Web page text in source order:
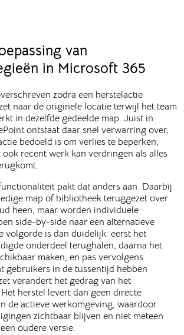
van
in Microsoft 365
zodra een herstelactie
naar de originele locatie terwijl het team
in dezelfde gedeelde map. Juist in
ontstaat daar snel verwarring over,
bedoeld is om verlies te beperken,
recent werk kan verdringen als alles
pakt dat anders aan. Daarbij
map of bibliotheek teruggezet over
heen, maar worden individuele
side-by-side naar een alternatieve
volgorde is dan duidelijk: eerst het
onderdeel terughalen, daarna het
maken, en pas vervolgens
gebruikers in de tussentijd hebben
verandert het gedrag van het
herstel levert dan geen directe
de actieve werkomgeving, waardoor
zichtbaar blijven en niet meteen
oudere versie.